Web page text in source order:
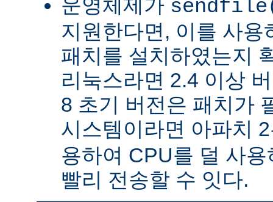
운영체제가
지원한다면, 이를 사용
패치를 설치하였는지
리눅스라면 2.4 이상
8 초기 버전은 패치가
시스템이라면 아파치
용하여 CPU를 덜 사
빨리 전송할 수 잇다.